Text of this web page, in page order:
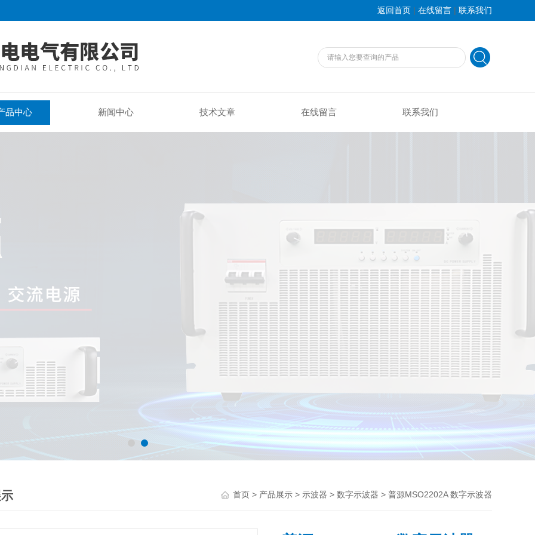
返回首页 | 在线留言 | 联系我们
品中心 新闻中心 技术文章 在线留言 联系我们
首页 > 产品展示 > 示波器 > 数字示波器 > 普源MSO2202A 数字示波器